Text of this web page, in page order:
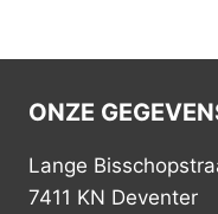
ONZE
Lange
7411 KN Deventer